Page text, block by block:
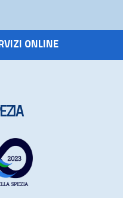
ONLINE